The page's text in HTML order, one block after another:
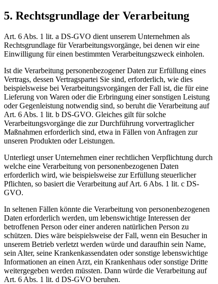
5. Rechtsgrundlage der Verarbeitung
Art. 6 Abs. 1 lit. a DS-GVO dient unserem Unternehmen als
Rechtsgrundlage für Verarbeitungsvorgänge, bei denen wir eine
Einwilligung für einen bestimmten Verarbeitungszweck einholen.
Ist die Verarbeitung personenbezogener Daten zur Erfüllung eines
Vertrags, dessen Vertragspartei Sie sind, erforderlich, wie dies
beispielsweise bei Verarbeitungsvorgängen der Fall ist, die für eine
Lieferung von Waren oder die Erbringung einer sonstigen Leistung
oder Gegenleistung notwendig sind, so beruht die Verarbeitung auf
Art. 6 Abs. 1 lit. b DS-GVO. Gleiches gilt für solche
Verarbeitungsvorgänge die zur Durchführung vorvertraglicher
Maßnahmen erforderlich sind, etwa in Fällen von Anfragen zur
unseren Produkten oder Leistungen.
Unterliegt unser Unternehmen einer rechtlichen Verpflichtung durch
welche eine Verarbeitung von personenbezogenen Daten
erforderlich wird, wie beispielsweise zur Erfüllung steuerlicher
Pflichten, so basiert die Verarbeitung auf Art. 6 Abs. 1 lit. c DS-
GVO.
In seltenen Fällen könnte die Verarbeitung von personenbezogenen
Daten erforderlich werden, um lebenswichtige Interessen der
betroffenen Person oder einer anderen natürlichen Person zu
schützen. Dies wäre beispielsweise der Fall, wenn ein Besucher in
unserem Betrieb verletzt werden würde und daraufhin sein Name,
sein Alter, seine Krankenkassendaten oder sonstige lebenswichtige
Informationen an einen Arzt, ein Krankenhaus oder sonstige Dritte
weitergegeben werden müssten. Dann würde die Verarbeitung auf
Art. 6 Abs. 1 lit. d DS-GVO beruhen.